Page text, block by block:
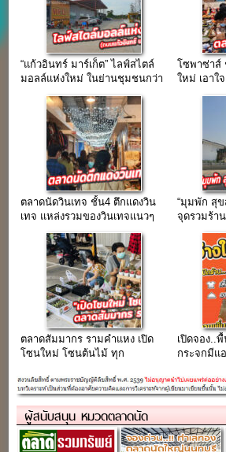
“แก้วอินทร์ มาร์เก็ต” ไลฟ์สไตล์
มอลล์แห่งใหม่ ในย่านชุมชนกว่า
โซพาซ่าส์
ใหม่ เอาใ
ตลาดนัดวินเทจ ชั้น4 ตึกแดงวิน
เทจ แหล่งรวมของวินเทจแนวๆ
“มุมพัก สุข
จุดรวมร้า
ตลาดสัมมากร รามคำแหง เปิด
โซนใหม่ โซนต้นไม้ ทุก
เปิดจอง..
กระจกมีแ
ผู้สนับสนุน หมวดตลาดนัด